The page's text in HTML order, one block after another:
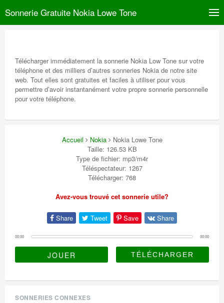
Sonnerie Gratuite Nokia Lowe Tone
Télécharger immédiatement la sonnerie Nokia Low Tone sur votre
téléphone et des milliers d’autres sonneries Nokia de notre site
web. Tout elles sont gratuites et faciles à utiliser pour vous
permettre d’avoir instantanément votre propre sonnerie personnelle
pour votre téléphone.
Accueil Nokia
Nokia Lowe Tone
Taille: 126.53 KB
Type de fichier: mp3/m4r
Téléspectateur: 1267
Télécharger: 768
Avez-vous trouvé cet sonnerie utile?
Share Tweet Save Share
00:00 00:00
JOUER
SONNERIES CONNEXES